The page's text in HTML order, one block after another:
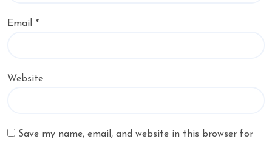
Email *
Website
Save my name, email, and website in this browser for